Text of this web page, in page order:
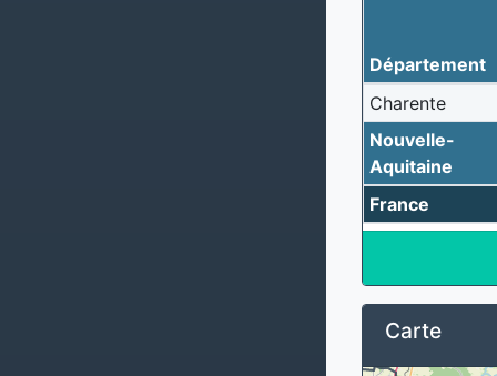
Département
Charente
Nouvelle-
Aquitaine
France
Carte